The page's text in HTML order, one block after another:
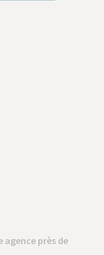
agence près de